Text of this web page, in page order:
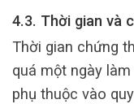
4.3. Thời gian và
Thời gian chứng
quá một ngày
phụ thuộc vào